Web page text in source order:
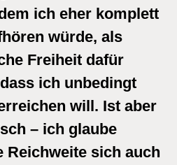
ich eher komplett
würde, als
Freiheit dafür
ich unbedingt
will. Ist aber
– ich glaube
Reichweite sich auch